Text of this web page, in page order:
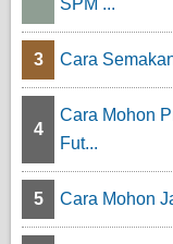
SPM ...
3 Cara
4
Cara Mohon
Fut...
5 Cara Mohon